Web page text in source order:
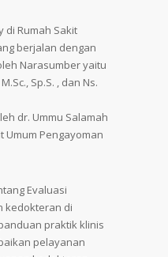
di Rumah Sakit
berjalan dengan
Narasumber yaitu
Sp.S. , dan Ns.
dr. Ummu Salamah
Umum Pengayoman
Evaluasi
kedokteran di
praktik klinis
pelayanan